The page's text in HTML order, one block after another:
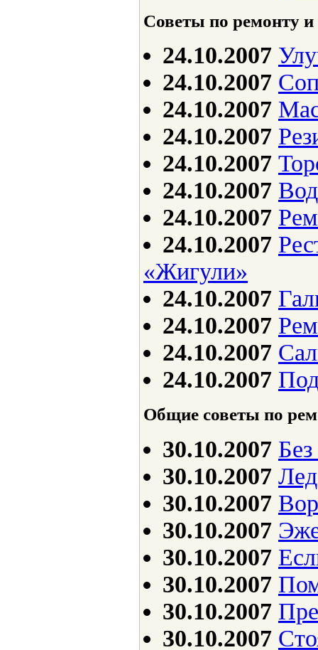
Советы по ремонту
24.10.2007
24.10.2007
24.10.2007
24.10.2007
24.10.2007
24.10.2007
24.10.2007
24.10.2007
«Жигули»
24.10.2007
24.10.2007
24.10.2007
24.10.2007
Общие советы по
30.10.2007
30.10.2007
30.10.2007
30.10.2007
30.10.2007
30.10.2007
30.10.2007
30.10.2007